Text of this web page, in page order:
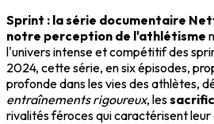
Sprint : la série documentaire
notre perception de l'athlétisme
l'univers intense et compétitif des
2024, cette série, en six épisodes,
profonde dans les vies des athlètes,
entraînements rigoureux, les
rivalités féroces qui caractérisent leur